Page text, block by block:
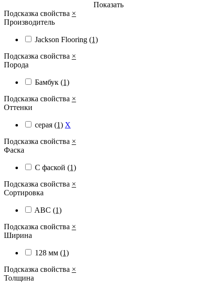
Показать
Подсказка свойства ×
Производитель
Jackson Flooring (1)
Подсказка свойства ×
Порода
Бамбук (1)
Подсказка свойства ×
Оттенки
серая (1) X
Подсказка свойства ×
Фаска
С фаской (1)
Подсказка свойства ×
Сортировка
ABC (1)
Подсказка свойства ×
Ширина
128 мм (1)
Подсказка свойства ×
Толщина